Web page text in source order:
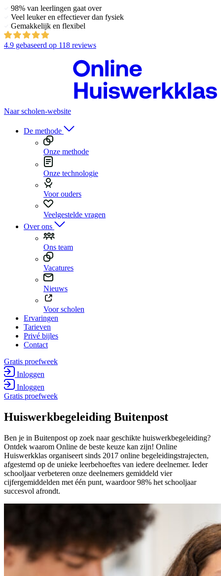
98% van leerlingen gaat over
Veel leuker en effectiever dan fysiek
Gemakkelijk en flexibel
4.9 gebaseerd op 118 reviews
Naar scholen-website
De methode
Onze methode
Onze technologie
Voor ouders
Veelgestelde vragen
Over ons
Ons team
Vacatures
Nieuws
Voor scholen
Ervaringen
Tarieven
Privé bijles
Contact
Gratis proefweek
Inloggen
Inloggen
Gratis proefweek
Huiswerk­begeleiding Buitenpost
Ben je in Buitenpost op zoek naar geschikte huiswerkbegeleiding?
Ontdek waarom Online de beste keuze kan zijn! Online
Huiswerkklas organiseert sinds 2017 online begeleidingstrajecten,
afgestemd op de unieke leerbehoeftes van iedere deelnemer. Ieder
schooljaar verbeteren onze deelnemers gemiddeld vier
cijfergemiddelden met één punt, waardoor 98% het schooljaar
succesvol afrondt.